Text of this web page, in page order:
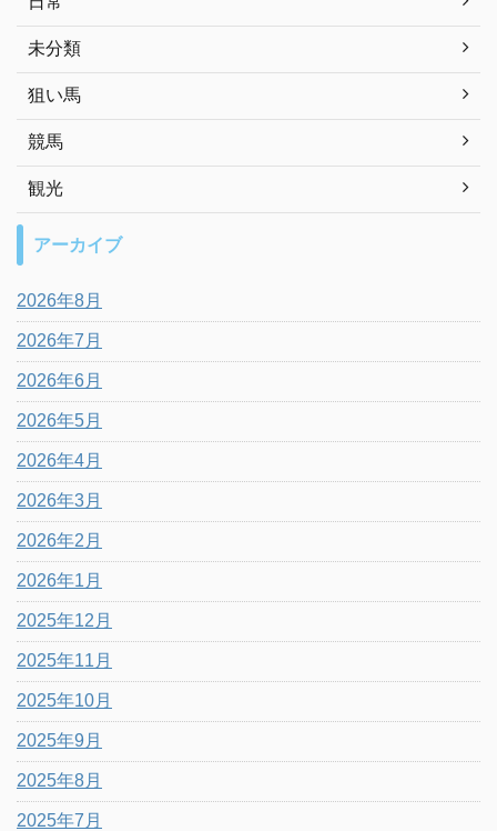
未分類
狙い馬
競馬
観光
アーカイブ
2026年8月
2026年7月
2026年6月
2026年5月
2026年4月
2026年3月
2026年2月
2026年1月
2025年12月
2025年11月
2025年10月
2025年9月
2025年8月
2025年7月